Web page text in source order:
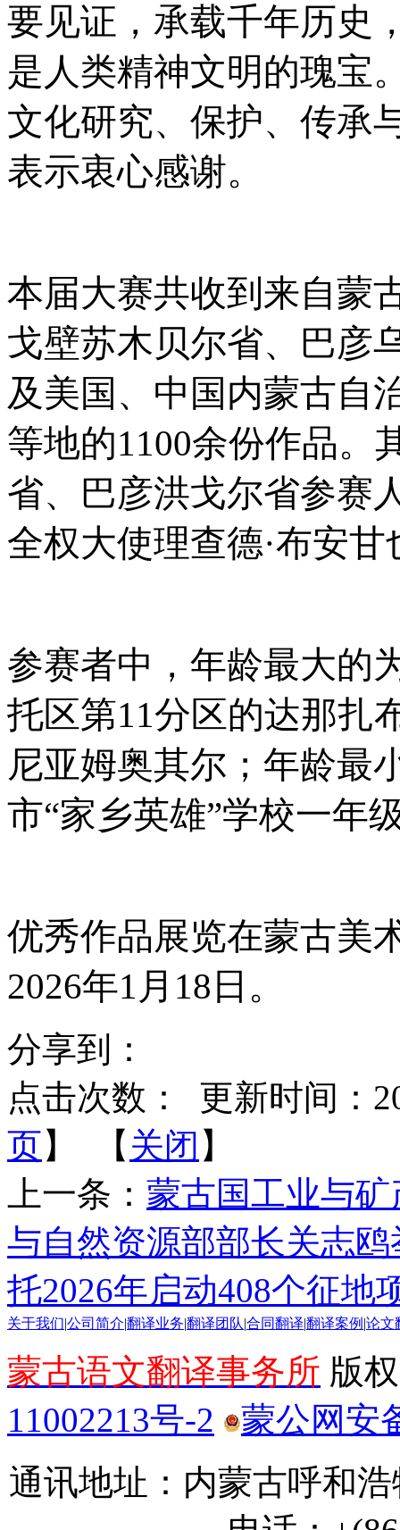
要见证，承载千年历史
是人类精神文明的瑰宝
文化研究、保护、传承
表示衷心感谢。
本届大赛共收到来自蒙
戈壁苏木贝尔省、巴彦
及美国、中国内蒙古自
等地的1100余份作品。
省、巴彦洪戈尔省参赛
全权大使理查德·布安
参赛者中，年龄最大的
托区第11分区的达那扎
尼亚姆奥其尔；年龄最
市“家乡英雄”学校一年
优秀作品展览在蒙古美
2026年1月18日。
分享到：
点击次数：
更新时间：
页】 【 关闭 】
上一条： 蒙古国工业与
与自然资源部部长关志
托2026年启动408个征地
关于我们 公司简介 翻译业务 翻译团队 合同翻译 翻译案例 论文
蒙古语文翻译事务所 版
11002213号-2
蒙公网安
通讯地址：内蒙古呼和